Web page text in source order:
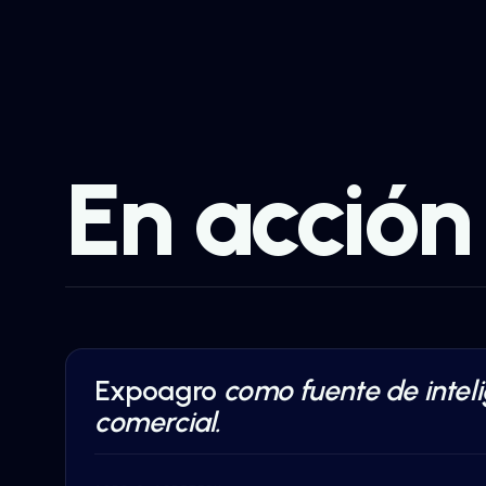
En acción
DATA INTELLIGENCE·AGRO & AGRITECH
Expoagro como fuente de
comercial.